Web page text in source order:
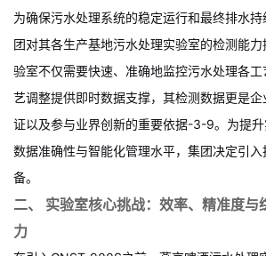
为确保污水处理系统的稳定运行和最终排水
团对其各生产基地污水处理实验室的检测能
验室不仅需要快速、准确地监控污水处理各
艺调整提供即时数据支撑，其检测数据更是
证以及参与业界创新的重要依据-3-9。为提升
数据准确性与智能化管理水平，集团决定引
备。
二、 实验室核心挑战：效率、精准度与
力